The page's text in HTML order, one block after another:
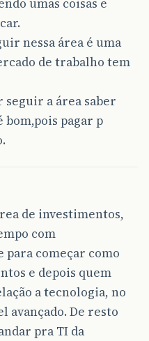
umas coisas e
nessa área é uma
de trabalho tem
seguir a área saber
bom,pois pagar p
de investimentos,
com
para começar como
e depois quem
a tecnologia, no
avançado. De resto
pra TI da